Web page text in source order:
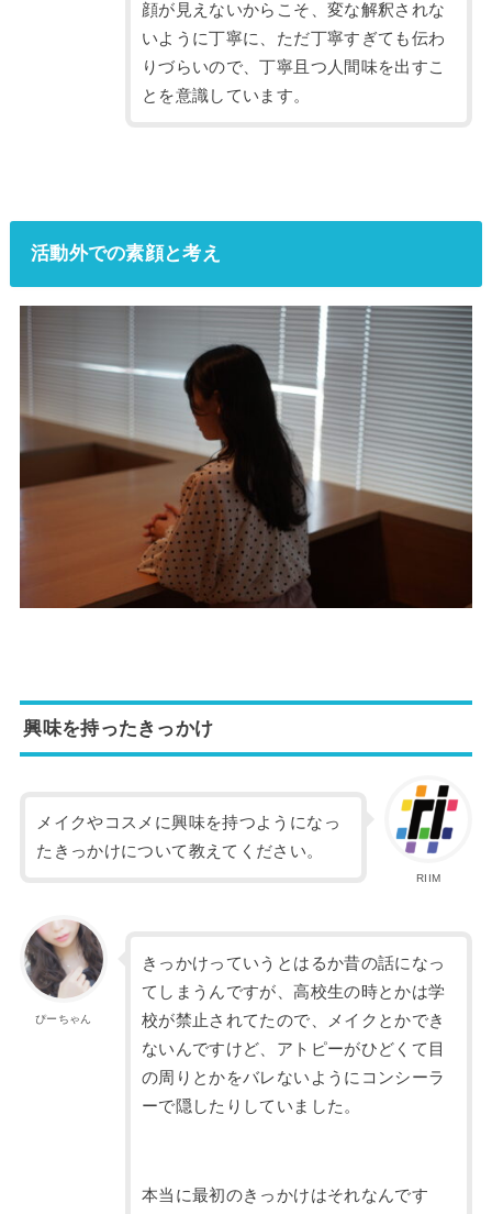
顔が見えないからこそ、変な解釈されな
いように丁寧に、ただ丁寧すぎても伝わ
りづらいので、丁寧 且つ人間味を出すこ
とを意識しています。
活動外での素顔と考え
興味を持ったきっかけ
RIIM
メイクやコスメに興味を持つようになっ
たきっかけについて教えてください。
ぴーちゃん
きっかけっていうとはるか昔の話になっ
てしまうんですが、高校生の時とかは学
校が禁止されてたので、メイクとかでき
ないんですけど、アトピーがひどくて目
の周りとかをバレないようにコンシーラ
ーで隠したりしていました。
本当に最初のきっかけはそれなんです